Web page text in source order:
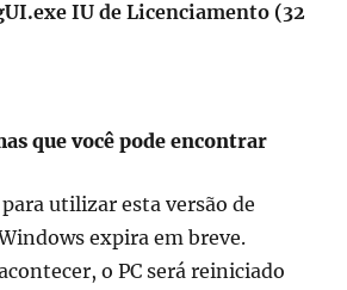
IU de Licenciamento (32
que você pode encontrar
utilizar esta versão de
expira em breve.
o PC será reiniciado